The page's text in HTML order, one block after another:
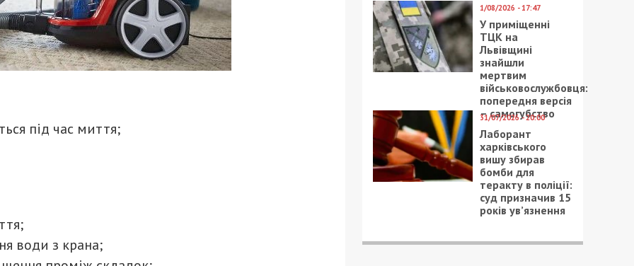
під час миття;
води з крана;
1/08/2026 - 17:47
У приміщенні
ТЦК на
Львівщині
знайшли
мертвим
військовослужбовця:
попередня версія
– самогубство
31/07/2026 - 20:00
Лаборант
харківського
вишу збирав
бомби для
теракту в поліції:
суд призначив 15
років ув’язнення